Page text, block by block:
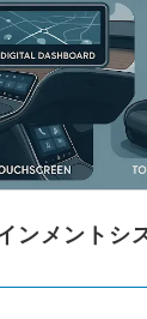
ンメントシ